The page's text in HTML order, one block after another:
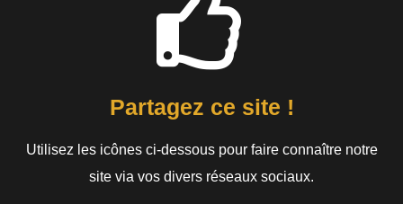
Partagez ce site !
Utilisez les icônes ci-dessous pour faire connaître notre
site via vos divers réseaux sociaux.